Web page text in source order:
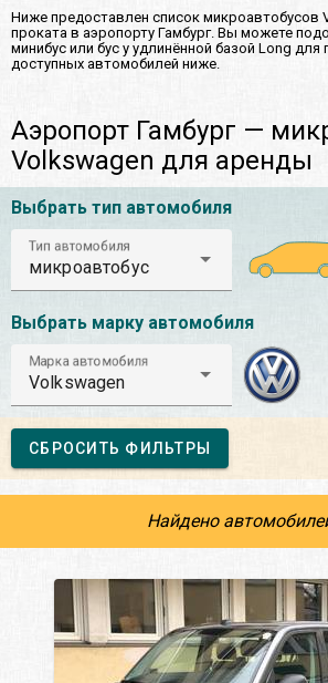
Ниже предоставлен список микроавтобусов
проката в аэропорту Гамбург. Вы можете
минибус или бус у удлинённой базой Long для
доступных автомобилей ниже.
Аэропорт Гамбург —
Volkswagen для аренды
Выбрать тип автомобиля
Тип автомобиля
микроавтобус
Выбрать марку автомобиля
Марка автомобиля
Volkswagen
СБРОСИТЬ ФИЛЬТРЫ
Найдено